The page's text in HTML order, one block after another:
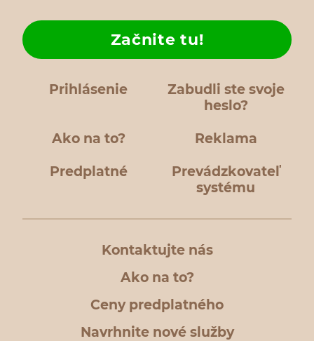
Prihlásenie
Zabudli ste svoje
heslo?
Ako na to?
Začnite tu!
Reklama
Predplatné
Prevádzkovateľ
systému
Kontaktujte nás
Ako na to?
Ceny predplatného
Navrhnite nové služby